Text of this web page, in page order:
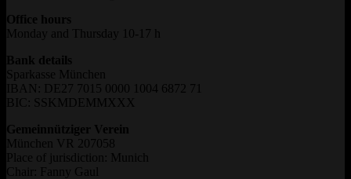
Office hours
Monday and Thursday 10-17 h
Bank details
Sparkasse München
IBAN: DE27 7015 0000 1004 6872 71
BIC: SSKMDEMMXXX
Gemeinnütziger Verein
München VR 207058
Place of jurisdiction: Munich
Chair: Fanny Gaul